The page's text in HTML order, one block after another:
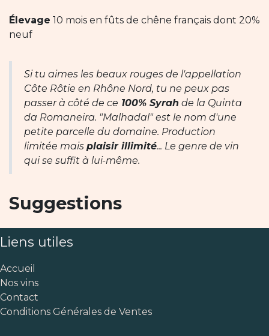
Élevage 10 mois en fûts de chêne français dont 20%
neuf
Si tu aimes les beaux rouges de l'appellation
Côte Rôtie en Rhône Nord, tu ne peux pas
passer à côté de ce 100% Syrah de la Quinta
da Romaneira. "Malhadal" est le nom d'une
petite parcelle du domaine. Production
limitée mais plaisir illimité... Le genre de vin
qui se suffit à lui-même.
Suggestions
Liens utiles
Accueil
Nos vins
Contact
Conditions Générales de Ventes